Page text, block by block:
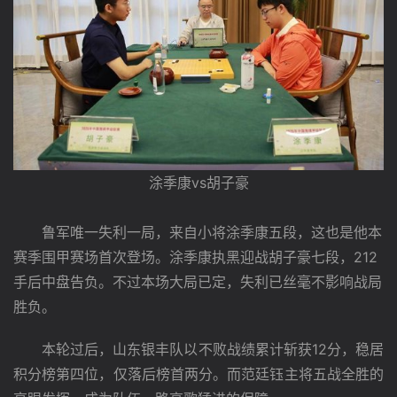
涂季康vs胡子豪
鲁军唯一失利一局，来自小将涂季康五段，这也是他本
赛季围甲赛场首次登场。涂季康执黑迎战胡子豪七段，212
手后中盘告负。不过本场大局已定，失利已丝毫不影响战局
胜负。
本轮过后，山东银丰队以不败战绩累计斩获12分，稳居
积分榜第四位，仅落后榜首两分。而范廷钰主将五战全胜的